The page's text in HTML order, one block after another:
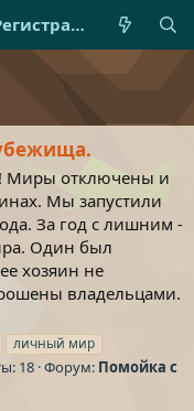
Регистрация
отключены и
Мы запустили
За год с лишним -
Один был
хозяин не
владельцами.
личный мир
18 Форум: Помойка с